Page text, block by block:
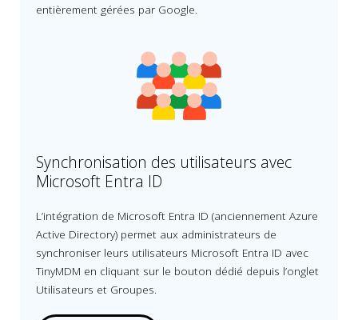
entièrement gérées par Google.
Synchronisation des utilisateurs avec
Microsoft Entra ID
L’intégration de Microsoft Entra ID (anciennement Azure
Active Directory) permet aux administrateurs de
synchroniser leurs utilisateurs Microsoft Entra ID avec
TinyMDM en cliquant sur le bouton dédié depuis l’onglet
Utilisateurs et Groupes.